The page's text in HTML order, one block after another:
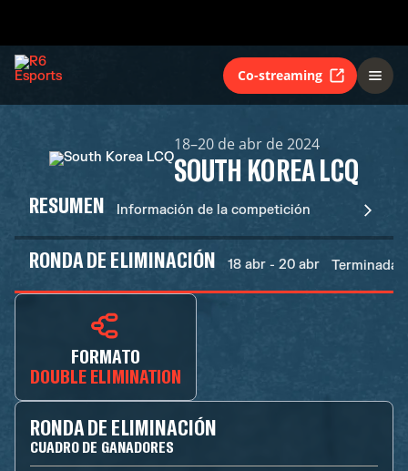
Co-streaming
18–20 de abr de 2024
SOUTH KOREA LCQ
RESUMEN Información de la competición
RONDA DE ELIMINACIÓN 18 abr - 20 abr Terminadas
FORMATO
DOUBLE ELIMINATION
RONDA DE ELIMINACIÓN
CUADRO DE GANADORES